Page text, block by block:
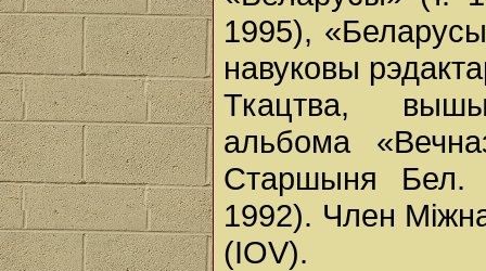
1995),
навуковы
Ткацтва,
альбома
Старшыня Бел.
1992). Член
(IOV).